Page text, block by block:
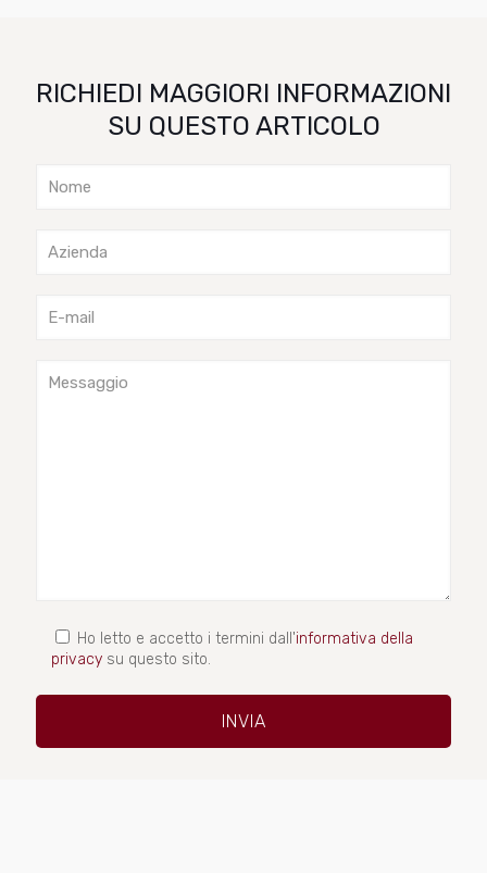
RICHIEDI MAGGIORI INFORMAZIONI
SU QUESTO ARTICOLO
Ho letto e accetto i termini dall'informativa della
privacy su questo sito.